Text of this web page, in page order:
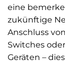
eine
zukünftige
Anschluss
Switches
Geräten –